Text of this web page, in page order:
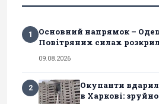
1
Основний напрямок –
Повітряних силах
09.08.2026
2
Окупанти
в Харкові: